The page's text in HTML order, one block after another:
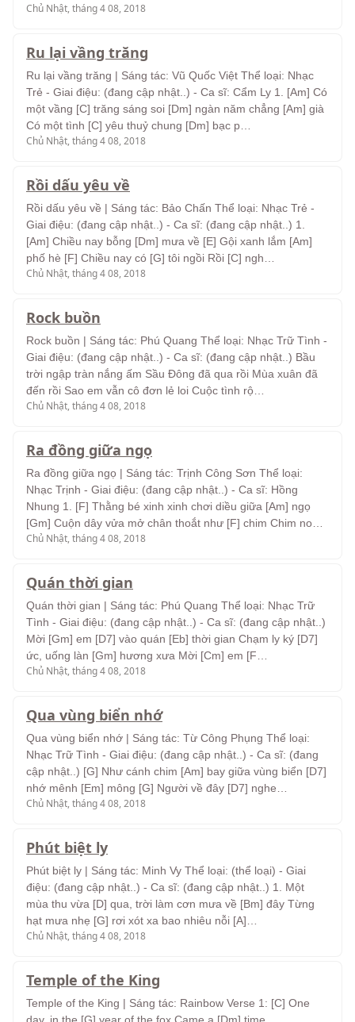
Chủ Nhật, tháng 4 08, 2018
Ru lại vầng trăng
Ru lại vầng trăng | Sáng tác: Vũ Quốc Việt Thể loại: Nhạc
Trẻ - Giai điệu: (đang cập nhật..) - Ca sĩ: Cẩm Ly 1. [Am] Có
một vầng [C] trăng sáng soi [Dm] ngàn năm chẳng [Am] già
Có một tình [C] yêu thuỷ chung [Dm] bạc p…
Chủ Nhật, tháng 4 08, 2018
Rồi dấu yêu về
Rồi dấu yêu về | Sáng tác: Bảo Chấn Thể loại: Nhạc Trẻ -
Giai điệu: (đang cập nhật..) - Ca sĩ: (đang cập nhật..) 1.
[Am] Chiều nay bỗng [Dm] mưa về [E] Gội xanh lắm [Am]
phố hè [F] Chiều nay có [G] tôi ngồi Rồi [C] ngh…
Chủ Nhật, tháng 4 08, 2018
Rock buồn
Rock buồn | Sáng tác: Phú Quang Thể loại: Nhạc Trữ Tình -
Giai điệu: (đang cập nhật..) - Ca sĩ: (đang cập nhật..) Bầu
trời ngập tràn nắng ấm Sầu Ðông đã qua rồi Mùa xuân đã
đến rồi Sao em vẫn cô đơn lẻ loi Cuộc tình rộ…
Chủ Nhật, tháng 4 08, 2018
Ra đồng giữa ngọ
Ra đồng giữa ngọ | Sáng tác: Trịnh Công Sơn Thể loại:
Nhạc Trịnh - Giai điệu: (đang cập nhật..) - Ca sĩ: Hồng
Nhung 1. [F] Thằng bé xinh xinh chơi diều giữa [Am] ngọ
[Gm] Cuộn dây vửa mở chân thoắt như [F] chim Chim no…
Chủ Nhật, tháng 4 08, 2018
Quán thời gian
Quán thời gian | Sáng tác: Phú Quang Thể loại: Nhạc Trữ
Tình - Giai điệu: (đang cập nhật..) - Ca sĩ: (đang cập nhật..)
Mời [Gm] em [D7] vào quán [Eb] thời gian Chạm ly ký [D7]
ức, uống làn [Gm] hương xưa Mời [Cm] em [F…
Chủ Nhật, tháng 4 08, 2018
Qua vùng biển nhớ
Qua vùng biển nhớ | Sáng tác: Từ Công Phụng Thể loại:
Nhạc Trữ Tình - Giai điệu: (đang cập nhật..) - Ca sĩ: (đang
cập nhật..) [G] Như cánh chim [Am] bay giữa vùng biển [D7]
nhớ mênh [Em] mông [G] Người về đây [D7] nghe…
Chủ Nhật, tháng 4 08, 2018
Phút biệt ly
Phút biệt ly | Sáng tác: Minh Vy Thể loại: (thể loại) - Giai
điệu: (đang cập nhật..) - Ca sĩ: (đang cập nhật..) 1. Một
mùa thu vừa [D] qua, trời làm cơn mưa về [Bm] đây Từng
hạt mưa nhẹ [G] rơi xót xa bao nhiêu nỗi [A]…
Chủ Nhật, tháng 4 08, 2018
Temple of the King
Temple of the King | Sáng tác: Rainbow Verse 1: [C] One